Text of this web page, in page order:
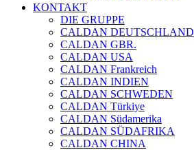
KONTAKT
DIE GRUPPE
CALDAN DEUTSCHLAND
CALDAN GBR.
CALDAN USA
CALDAN Frankreich
CALDAN INDIEN
CALDAN SCHWEDEN
CALDAN Türkiye
CALDAN Südamerika
CALDAN SÜDAFRIKA
CALDAN CHINA